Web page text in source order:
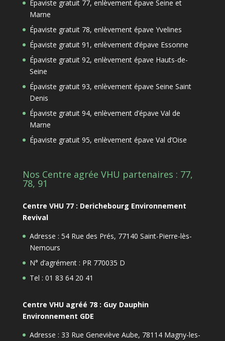
Épaviste gratuit 77, enlèvement épave Seine et
Marne
Épaviste gratuit 78, enlèvement épave Yvelines
Épaviste gratuit 91, enlèvement d’épave Essonne
Épaviste gratuit 92, enlèvement épave Hauts-de-
Seine
Épaviste gratuit 93, enlèvement épave Seine Saint
Denis
Épaviste gratuit 94, enlèvement d’épave Val de
Marne
Épaviste gratuit 95, enlèvement épave Val d’Oise
Nos Centre agrée VHU partenaires : 77,
78, 91
Centre VHU 77 : Derichebourg Environnement
Revival
Adresse : 54 Rue des Prés, 77140 Saint-Pierre-lès-
Nemours
N° d’agrément : PR 770035 D
Tel : 01 83 64 20 41
Centre VHU agréé 78 : Guy Dauphin
Environnement GDE
Adresse : 33 Rue Geneviève Aube, 78114 Magny-les-